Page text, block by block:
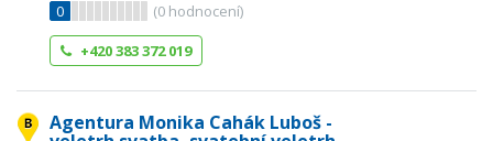
0
(0 hodnocení)
+420 383 372 019
Agentura Monika Cahák Luboš -